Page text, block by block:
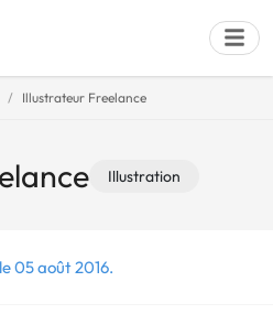
Illustrateur Freelance
Illustration
05 août 2016.